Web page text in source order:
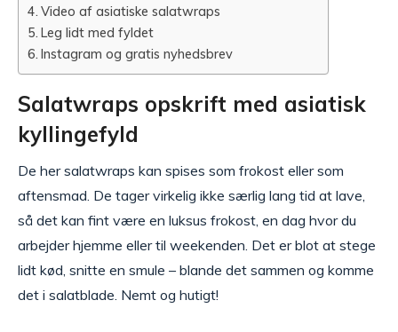
Video af asiatiske salatwraps
Leg lidt med fyldet
Instagram og gratis nyhedsbrev
Salatwraps opskrift med asiatisk
kyllingefyld
De her salatwraps kan spises som frokost eller som
aftensmad. De tager virkelig ikke særlig lang tid at lave,
så det kan fint være en luksus frokost, en dag hvor du
arbejder hjemme eller til weekenden. Det er blot at stege
lidt kød, snitte en smule – blande det sammen og komme
det i salatblade. Nemt og hutigt!